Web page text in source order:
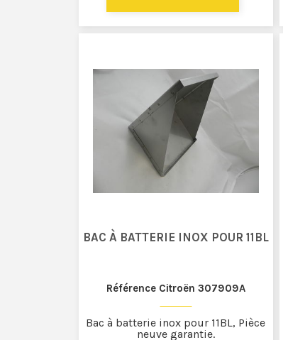
BAC À BATTERIE INOX POUR 11BL
Référence Citroën 307909A
Bac à batterie inox pour 11BL, Pièce
neuve garantie.